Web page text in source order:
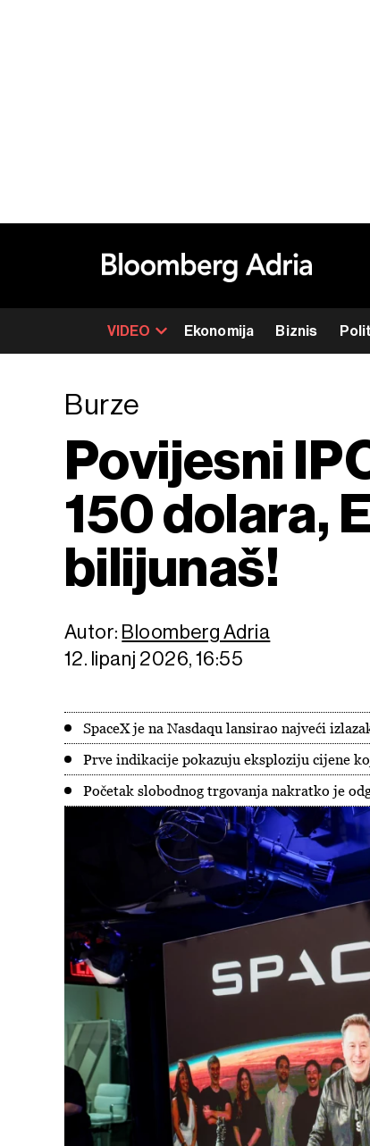
VIDEO Ekonomija Biznis
Burze
Povijesni
150 dolara,
bilijunaš!
Autor: Bloomberg Adria
12. lipanj 2026, 16:55
SpaceX je na Nasdaqu lansirao najveći
Prve indikacije pokazuju eksploziju cijene
Početak slobodnog trgovanja nakratko je